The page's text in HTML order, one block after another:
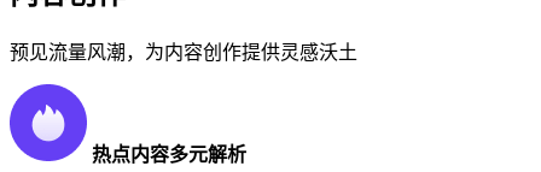
预见流量风潮，为内容创作提供灵感沃土
热点内容多元解析